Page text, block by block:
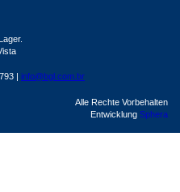
| info@bgl.com.br
Alle Rechte Vorbehalten
Entwicklung Sphera